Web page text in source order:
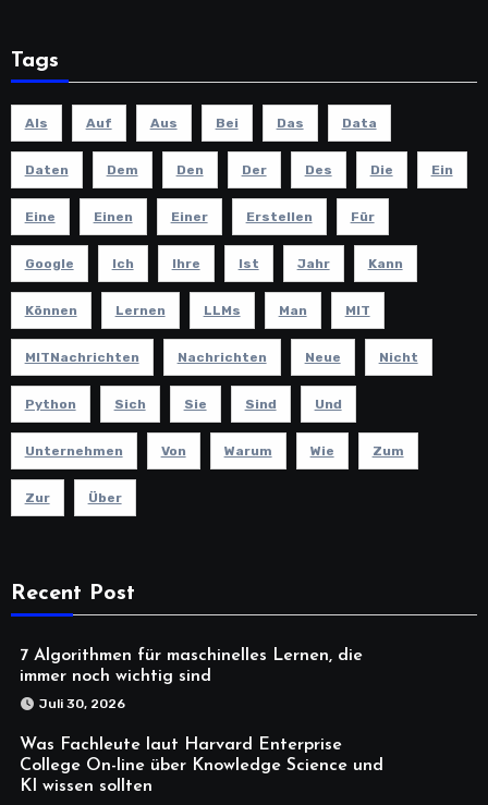
Tags
Als Auf Aus Bei Das Data
Daten Dem Den Der Des Die Ein
Eine Einen Einer Erstellen Für
Google Ich Ihre Ist Jahr Kann
Können Lernen LLMs Man MIT
MITNachrichten Nachrichten Neue Nicht
Python Sich Sie Sind Und
Unternehmen Von Warum Wie Zum
Zur Über
Recent Post
7 Algorithmen für maschinelles Lernen, die
immer noch wichtig sind
Juli 30, 2026
Was Fachleute laut Harvard Enterprise
College On-line über Knowledge Science und
KI wissen sollten